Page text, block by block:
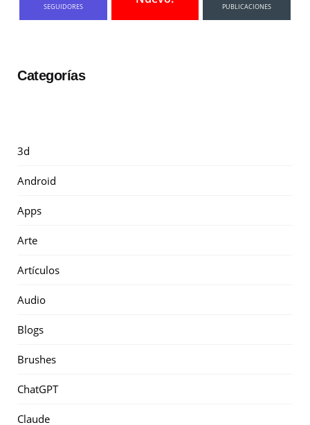
SEGUIDORES PUBLICACIONES
Categorías
3d
Android
Apps
Arte
Artículos
Audio
Blogs
Brushes
ChatGPT
Claude